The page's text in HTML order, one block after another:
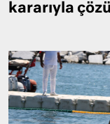
kararıyla